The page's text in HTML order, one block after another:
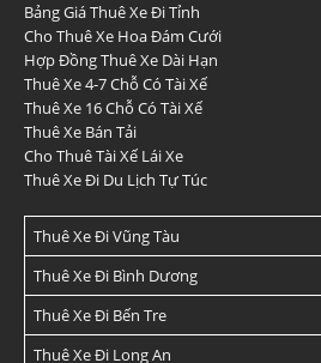
Bảng Giá Thuê Xe Đi Tỉnh
Cho Thuê Xe Hoa Đám Cưới
Hợp Đồng Thuê Xe Dài Hạn
Thuê Xe 4-7 Chỗ Có Tài Xế
Thuê Xe 16 Chỗ Có Tài Xế
Thuê Xe Bán Tải
Cho Thuê Tài Xế Lái Xe
Thuê Xe Đi Du Lịch Tự Túc
Thuê Xe Đi Vũng Tàu
Thuê Xe Đi Bình Dương
Thuê Xe Đi Bến Tre
Thuê Xe Đi Long An